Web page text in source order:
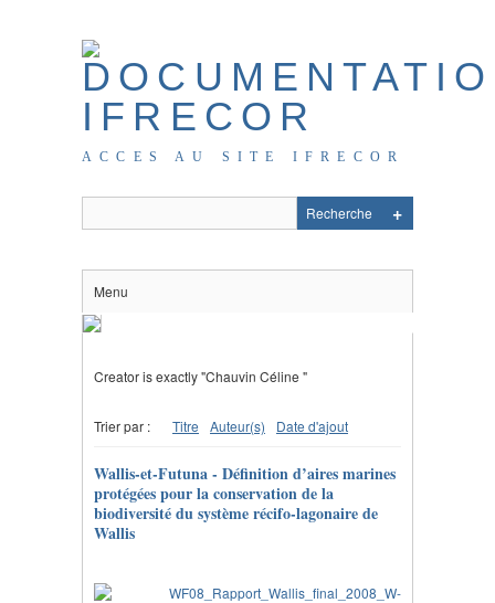
ACCES AU SITE IFRECOR
Menu
Creator is exactly "Chauvin Céline "
Trier par : Titre Auteur(s) Date d'ajout
Wallis-et-Futuna - Définition d’aires marines
protégées pour la conservation de la
biodiversité du système récifo-lagonaire de
Wallis